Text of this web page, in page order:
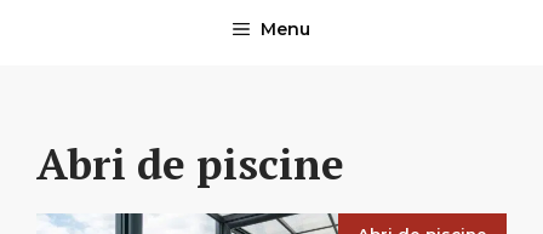
Menu
Abri de piscine